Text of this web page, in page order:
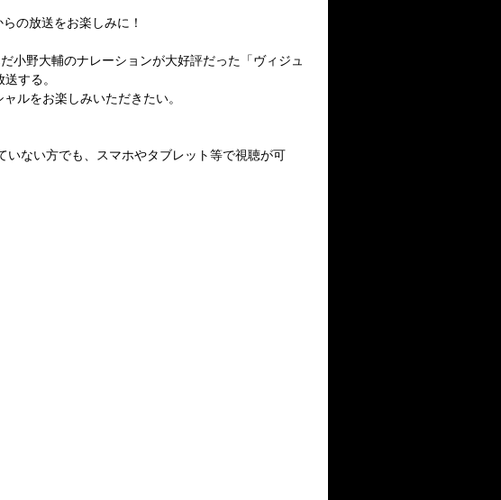
の放送をお楽しみに！
小野大輔のナレーションが大好評だった「ヴィジュ
する。
ルをお楽しみいただきたい。
ない方でも、スマホやタブレット等で視聴が可